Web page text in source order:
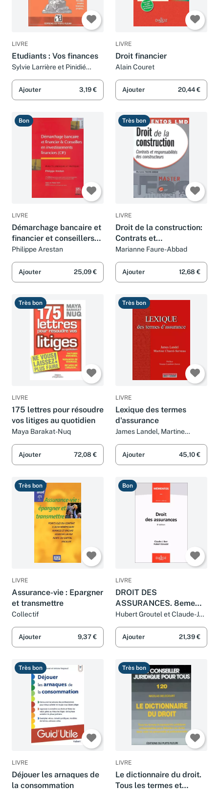
LIVRE
Etudiants : Vos finances
Sylvie Larrière et Pinidié
Ajouter 3,19 €
LIVRE
Droit financier
Alain Couret
Ajouter 20,44 €
Bon
LIVRE
Démarchage bancaire et
financier et conseillers
en investissements
financiers : Aspects
juridiques et pratiques
Philippe Arestan
Ajouter 25,09 €
Très bon
LIVRE
Droit de la construction:
Contrats et
responsabilités des
constructeurs
Marianne Faure-Abbad
Ajouter 12,68 €
Très bon
LIVRE
175 lettres pour résoudre
vos litiges au quotidien
Maya Barakat-Nuq
Ajouter 72,08 €
Très bon
LIVRE
Lexique des termes
d'assurance
James Landel, Martine
Lambert-Faivre
Ajouter 45,10 €
Très bon
LIVRE
Assurance-vie : Epargner
et transmettre
Collectif
Ajouter 9,37 €
Bon
LIVRE
DROIT DES
ASSURANCES. 8eme
edition
Hubert Groutel et Claude-J
Ajouter 21,39 €
Très bon
LIVRE
Déjouer les arnaques de
la consommation
Très bon
LIVRE
Le dictionnaire du droit.
Tous les termes et